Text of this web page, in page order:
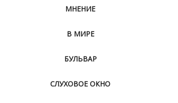
МНЕНИЕ
В МИРЕ
БУЛЬВАР
СЛУХОВОЕ ОКНО